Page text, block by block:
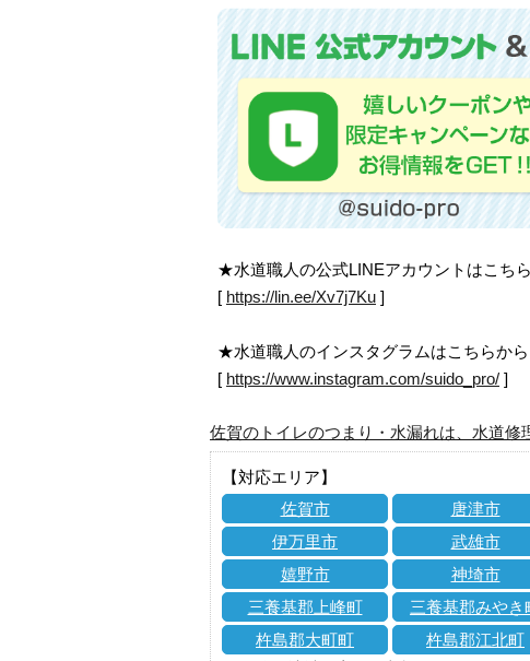
★水道職人の公式LINEアカウントはこちら
[ https://lin.ee/Xv7j7Ku ]
★水道職人のインスタグラムはこちらから
[ https://www.instagram.com/suido_pro/ ]
佐賀のトイレのつまり・水漏れは、水道修
【対応エリア】
佐賀市
唐津市
伊万里市
武雄市
嬉野市
神埼市
三養基郡上峰町
三養基郡みやき
杵島郡大町町
杵島郡江北町